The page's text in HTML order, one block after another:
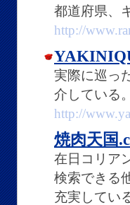
都道府県、
http://
実際に巡っ
介している。
http://
焼肉天国
在日コリア
検索できる
充実してい